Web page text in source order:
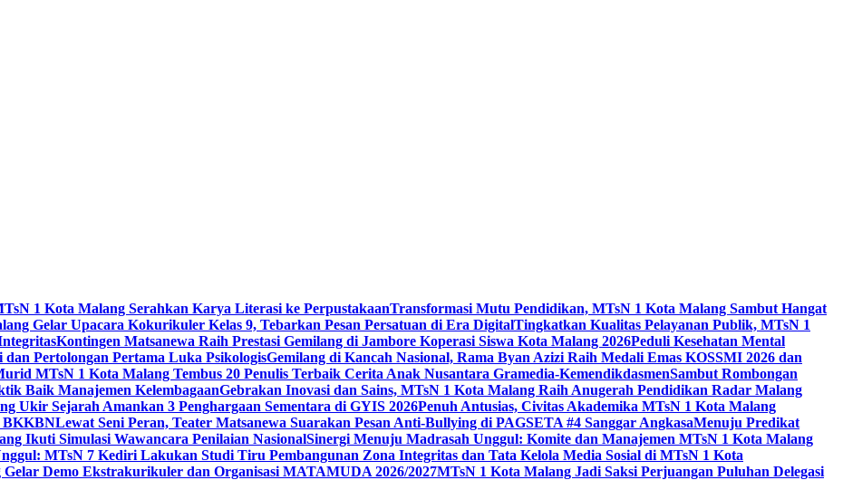
1 Kota Malang Serahkan Karya Literasi ke PerpustakaanTransformasi Mutu Pendidikan, MTsN 1 Kota Malang Sambut Hangat
Gelar Upacara Kokurikuler Kelas 9, Tebarkan Pesan Persatuan di Era DigitalTingkatkan Kualitas Pelayanan Publik, MTsN 1
Kontingen Matsanewa Raih Prestasi Gemilang di Jambore Koperasi Siswa Kota Malang 2026Peduli Kesehatan Mental
Pertolongan Pertama Luka PsikologisGemilang di Kancah Nasional, Rama Byan Azizi Raih Medali Emas KOSSMI 2026 dan
MTsN 1 Kota Malang Tembus 20 Penulis Terbaik Cerita Anak Nusantara Gramedia-KemendikdasmenSambut Rombongan
Baik Manajemen KelembagaanGebrakan Inovasi dan Sains, MTsN 1 Kota Malang Raih Anugerah Pendidikan Radar Malang
Ukir Sejarah Amankan 3 Penghargaan Sementara di GYIS 2026Penuh Antusias, Civitas Akademika MTsN 1 Kota Malang
BKKBNLewat Seni Peran, Teater Matsanewa Suarakan Pesan Anti-Bullying di PAGSETA #4 Sanggar AngkasaMenuju Predikat
Ikuti Simulasi Wawancara Penilaian NasionalSinergi Menuju Madrasah Unggul: Komite dan Manajemen MTsN 1 Kota Malang
MTsN 7 Kediri Lakukan Studi Tiru Pembangunan Zona Integritas dan Tata Kelola Media Sosial di MTsN 1 Kota
Demo Ekstrakurikuler dan Organisasi MATAMUDA 2026/2027MTsN 1 Kota Malang Jadi Saksi Perjuangan Puluhan Delegasi